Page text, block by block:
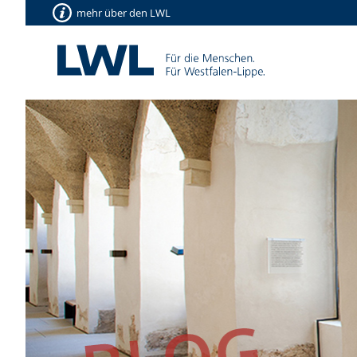
mehr über den LWL